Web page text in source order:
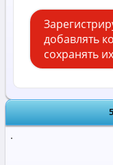
добавлять
сохранять